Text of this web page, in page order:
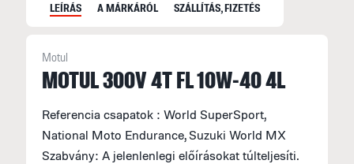
LEÍRÁS A MÁRKÁRÓL SZÁLLÍTÁS, FIZETÉS
Motul
MOTUL 300V 4T FL 10W-40 4L
Referencia csapatok : World SuperSport,
National Moto Endurance, Suzuki World MX
Szabvány: A jelenlenlegi előírásokat túlteljesíti.